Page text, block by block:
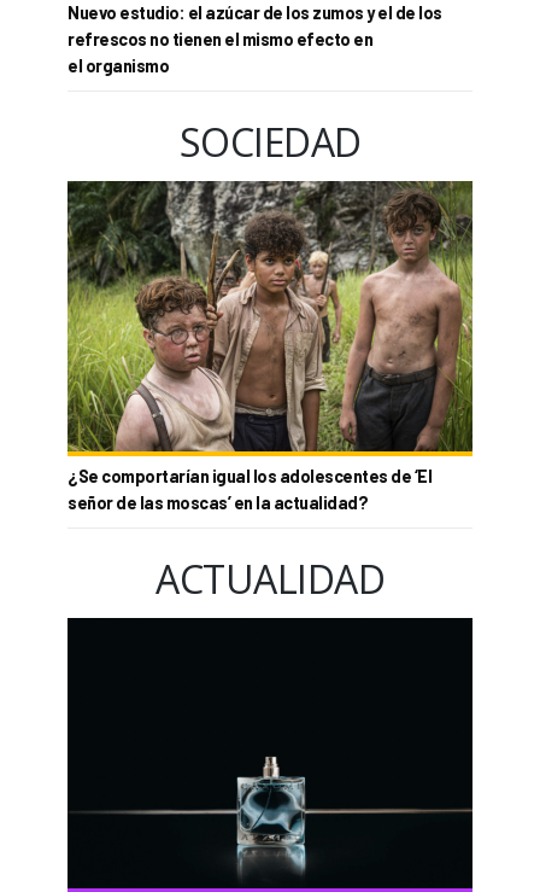
Nuevo estudio: el azúcar de los zumos y el de los
refrescos no tienen el mismo efecto en
el organismo
SOCIEDAD
¿Se comportarían igual los adolescentes de ‘El
señor de las moscas’ en la actualidad?
ACTUALIDAD